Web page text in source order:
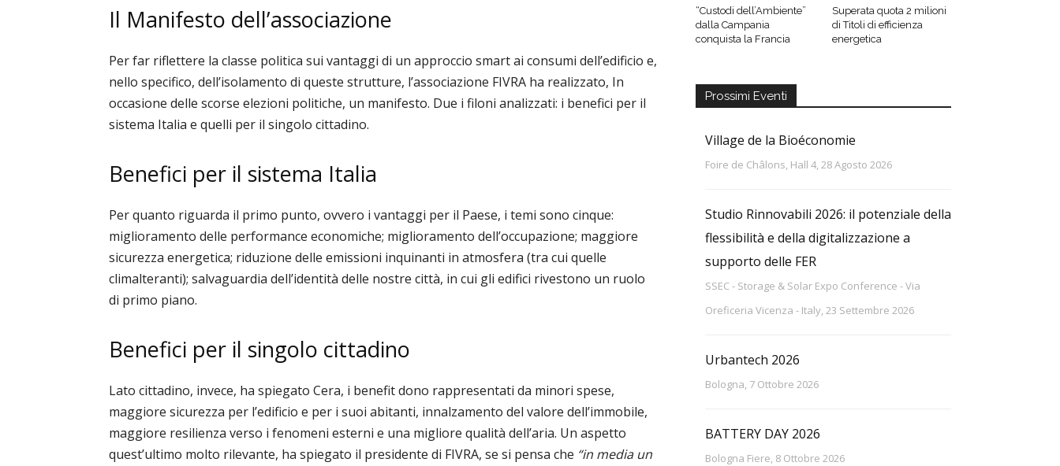
Il Manifesto dell’associazione
Per far riflettere la classe politica sui vantaggi di un approccio smart ai consumi dell’edificio e,
nello specifico, dell’isolamento di queste strutture, l’associazione FIVRA ha realizzato, In
occasione delle scorse elezioni politiche, un manifesto. Due i filoni analizzati: i benefici per il
sistema Italia e quelli per il singolo cittadino.
Benefici per il sistema Italia
Per quanto riguarda il primo punto, ovvero i vantaggi per il Paese, i temi sono cinque:
miglioramento delle performance economiche; miglioramento dell’occupazione; maggiore
sicurezza energetica; riduzione delle emissioni inquinanti in atmosfera (tra cui quelle
climalteranti); salvaguardia dell’identità delle nostre città, in cui gli edifici rivestono un ruolo
di primo piano.
Benefici per il singolo cittadino
Lato cittadino, invece, ha spiegato Cera, i benefit dono rappresentati da minori spese,
maggiore sicurezza per l’edificio e per i suoi abitanti, innalzamento del valore dell’immobile,
maggiore resilienza verso i fenomeni esterni e una migliore qualità dell’aria. Un aspetto
quest’ultimo molto rilevante, ha spiegato il presidente di FIVRA, se si pensa che “in media un
“Custodi dell’Ambiente”
dalla Campania
conquista la Francia
Superata quota 2 milioni
di Titoli di efficienza
energetica
Prossimi Eventi
Village de la Bioéconomie
Foire de Châlons, Hall 4, 28 Agosto 2026
Studio Rinnovabili 2026: il potenziale della
flessibilità e della digitalizzazione a
supporto delle FER
SSEC - Storage & Solar Expo Conference - Via
Oreficeria Vicenza - Italy, 23 Settembre 2026
Urbantech 2026
Bologna, 7 Ottobre 2026
BATTERY DAY 2026
Bologna Fiere, 8 Ottobre 2026